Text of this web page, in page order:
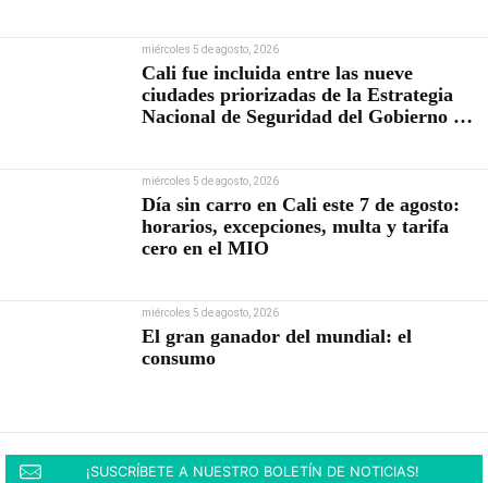
miércoles 5 de agosto, 2026
Cali fue incluida entre las nueve
ciudades priorizadas de la Estrategia
Nacional de Seguridad del Gobierno de
miércoles 5 de agosto, 2026
Día sin carro en Cali este 7 de agosto:
horarios, excepciones, multa y tarifa
cero en el MIO
miércoles 5 de agosto, 2026
El gran ganador del mundial: el
consumo
¡SUSCRÍBETE A NUESTRO BOLETÍN DE NOTICIAS!